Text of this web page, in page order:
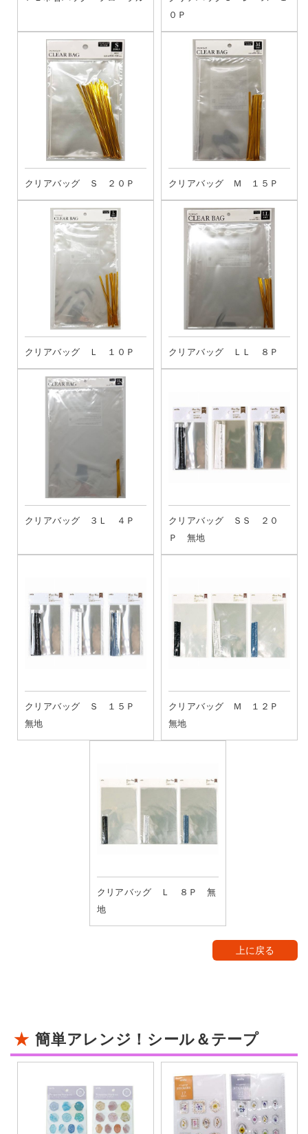
０Ｐ
クリアバッグ Ｓ ２０Ｐ クリアバッグ Ｍ １５Ｐ
クリアバッグ Ｌ １０Ｐ クリアバッグ ＬＬ ８Ｐ
クリアバッグ ３Ｌ ４Ｐ
クリアバッグ ＳＳ ２０
Ｐ 無地
クリアバッグ Ｓ １５Ｐ
無地
クリアバッグ Ｍ １２Ｐ
無地
クリアバッグ Ｌ ８Ｐ 無
地
上に戻る
簡単アレンジ！シール＆テープ